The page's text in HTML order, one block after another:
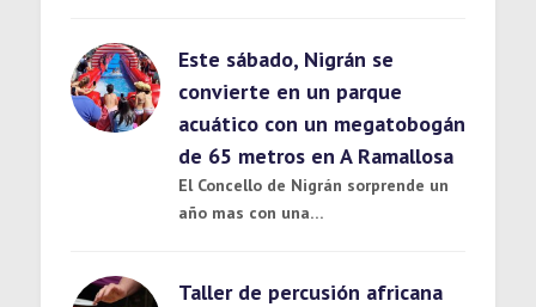
Este sábado, Nigrán se
convierte en un parque
acuático con un megatobogán
de 65 metros en A Ramallosa
El Concello de Nigrán sorprende un
año mas con una…
Taller de percusión africana